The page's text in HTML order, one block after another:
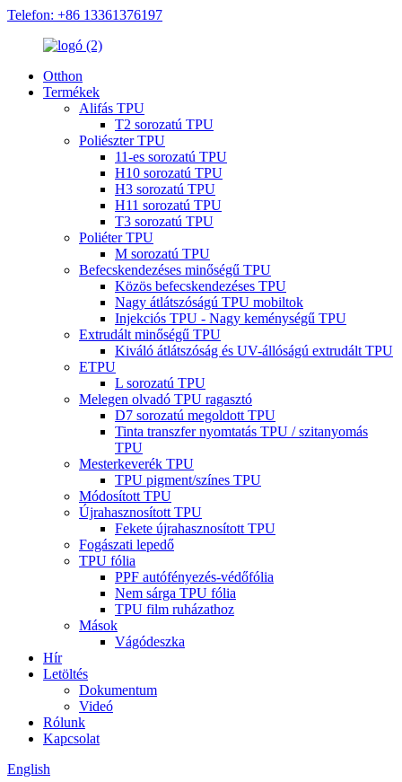
Telefon: +86 13361376197
Otthon
Termékek
Alifás TPU
T2 sorozatú TPU
Poliészter TPU
11-es sorozatú TPU
H10 sorozatú TPU
H3 sorozatú TPU
H11 sorozatú TPU
T3 sorozatú TPU
Poliéter TPU
M sorozatú TPU
Befecskendezéses minőségű TPU
Közös befecskendezéses TPU
Nagy átlátszóságú TPU mobiltok
Injekciós TPU - Nagy keménységű TPU
Extrudált minőségű TPU
Kiváló átlátszóság és UV-állóságú extrudált TPU
ETPU
L sorozatú TPU
Melegen olvadó TPU ragasztó
D7 sorozatú megoldott TPU
Tinta transzfer nyomtatás TPU / szitanyomás
TPU
Mesterkeverék TPU
TPU pigment/színes TPU
Módosított TPU
Újrahasznosított TPU
Fekete újrahasznosított TPU
Fogászati ​​lepedő
TPU fólia
PPF autófényezés-védőfólia
Nem sárga TPU fólia
TPU film ruházathoz
Mások
Vágódeszka
Hír
Letöltés
Dokumentum
Videó
Rólunk
Kapcsolat
English